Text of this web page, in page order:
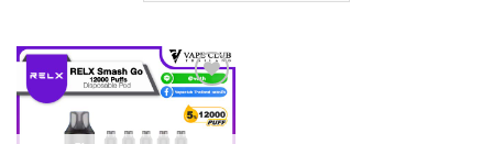
Add
to
wishlist